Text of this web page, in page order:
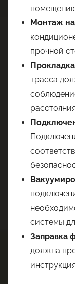
Монтаж
прочной
трасса
системы
Заправка
должна